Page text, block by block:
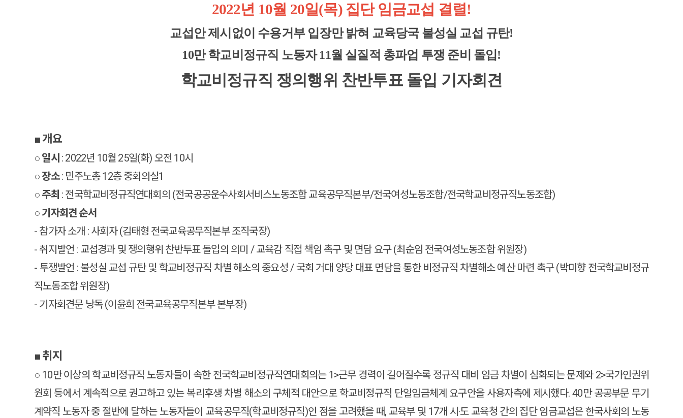
2022년 10월 20일(목) 집단 임금교섭 결렬!
교섭안 제시없이 수용거부 입장만 밝혀 교육당국 불성실 교섭 규탄!
10만 학교비정규직 노동자 11월 실질적 총파업 투쟁 준비 돌입!
학교비정규직 쟁의행위 찬반투표 돌입 기자회견
■ 개요
○ 일시 : 2022년 10월 25일(화) 오전 10시
○장소: 민주노총 12층 중회의실1
○ 주최 : 전국학교비정규직연대회의 (전국공공운수사회서비스노동조합 교육공무직본부/전국여성노동조합/전국학교비정규직노동조합)
○ 기자회견 순서
- 참가자 소개 : 사회자 (김태형 전국교육공무직본부 조직국장)
- 취지발언 : 교섭경과 및 쟁의행위 찬반투표 돌입의 의미 / 교육감 직접 책임 촉구 및 면담 요구 (최순임 전국여성노동조합 위원장)
- 투쟁발언 : 불성실 교섭 규탄 및 학교비정규직 차별 해소의 중요성 / 국회 거대 양당 대표 면담을 통한 비정규직 차별해소 예산 마련 촉구 (박미향 전국학교비정규
직노동조합 위원장)
- 기자회견문 낭독 (이윤희 전국교육공무직본부 본부장)
■ 취지
○ 10만 이상의 학교비정규직 노동자들이 속한 전국학교비정규직연대회의는 1>근무 경력이 길어질수록 정규직 대비 임금 차별이 심화되는 문제와 2>국가인권위
원회 등에서 계속적으로 권고하고 있는 복리후생 차별 해소의 구체적 대안으로 학교비정규직 단일임금체계 요구안을 사용자측에 제시했다. 40만 공공부문 무기
계약직 노동자 중 절반에 달하는 노동자들이 교육공무직(학교비정규직)인 점을 고려했을 때, 교육부 및 17개 시·도 교육청 간의 집단 임금교섭은 한국사회의 노동